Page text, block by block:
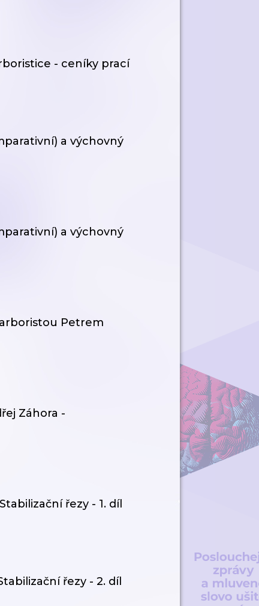
- ceníky prací
a výchovný
a výchovný
Petrem
Záhora -
řezy - 1. díl
řezy - 2. díl